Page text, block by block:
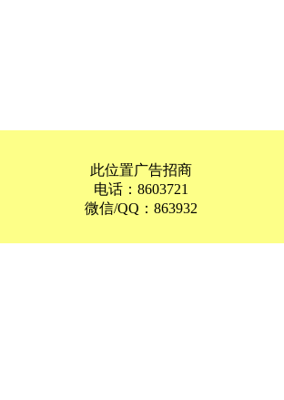
此位置广告招商
电话：8603721
微信/QQ：863932